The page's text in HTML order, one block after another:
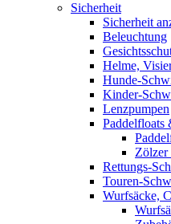
Sicherheit
Sicherheit
Beleuchtung
Helme,
Hunde-
Kinder-
Lenzpumpen
Paddelfloats
Zölzer
Rettungs-
Touren-
Wurfsäcke,